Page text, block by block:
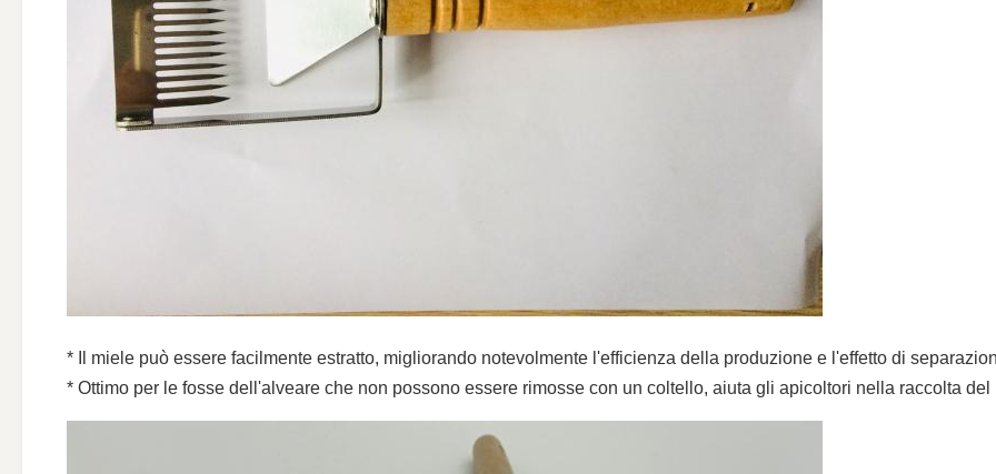
* Il miele può essere facilmente estratto, migliorando notevolmente l'efficienza della produzione e l'effetto di
* Ottimo per le fosse dell'alveare che non possono essere rimosse con un coltello, aiuta gli apicoltori nella raccolta del